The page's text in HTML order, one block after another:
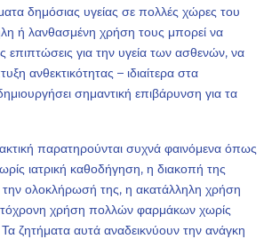
δημόσιας υγείας σε πολλές χώρες του
ή λανθασμένη χρήση τους μπορεί να
επιπτώσεις για την υγεία των ασθενών, να
ανθεκτικότητας – ιδιαίτερα στα
σημαντική επιβάρυνση για τα
παρατηρούνται συχνά φαινόμενα όπως
ιατρική καθοδήγηση, η διακοπή της
ολοκλήρωσή της, η ακατάλληλη χρήση
χρήση πολλών φαρμάκων χωρίς
ζητήματα αυτά αναδεικνύουν την ανάγκη